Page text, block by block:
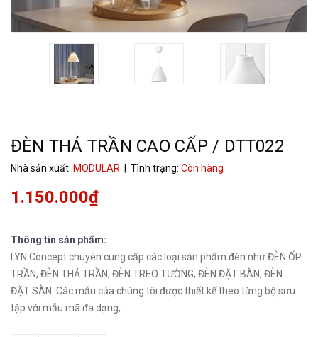
ĐÈN THẢ TRẦN CAO CẤP / DTT022
Nhà sản xuất: MODULAR | Tình trạng: Còn hàng
1.150.000₫
Thông tin sản phẩm:
LYN Concept chuyên cung cấp các loại sản phẩm đèn như ĐÈN ỐP
TRẦN, ĐÈN THẢ TRẦN, ĐÈN TREO TƯỜNG, ĐÈN ĐẶT BÀN, ĐÈN
ĐẶT SÀN. Các mẫu của chúng tôi được thiết kế theo từng bộ sưu
tập với mẫu mã đa dạng,...